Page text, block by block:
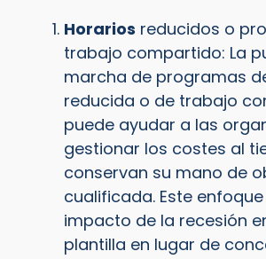
Horarios reducidos o
trabajo compartido: La
marcha de programas
reducida o de trabajo
puede ayudar a las
gestionar los costes al
conservan su mano de
cualificada. Este
impacto de la recesión
plantilla en lugar de